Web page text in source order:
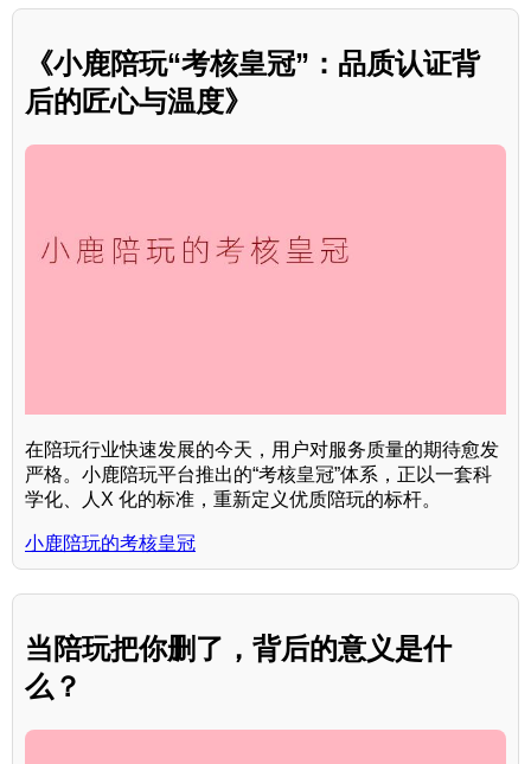
《小鹿陪玩“考核皇冠”：品质认证背
后的匠心与温度》
在陪玩行业快速发展的今天，用户对服务质量的期待愈发
严格。小鹿陪玩平台推出的“考核皇冠”体系，正以一套科
学化、人X 化的标准，重新定义优质陪玩的标杆。
小鹿陪玩的考核皇冠
当陪玩把你删了，背后的意义是什
么？